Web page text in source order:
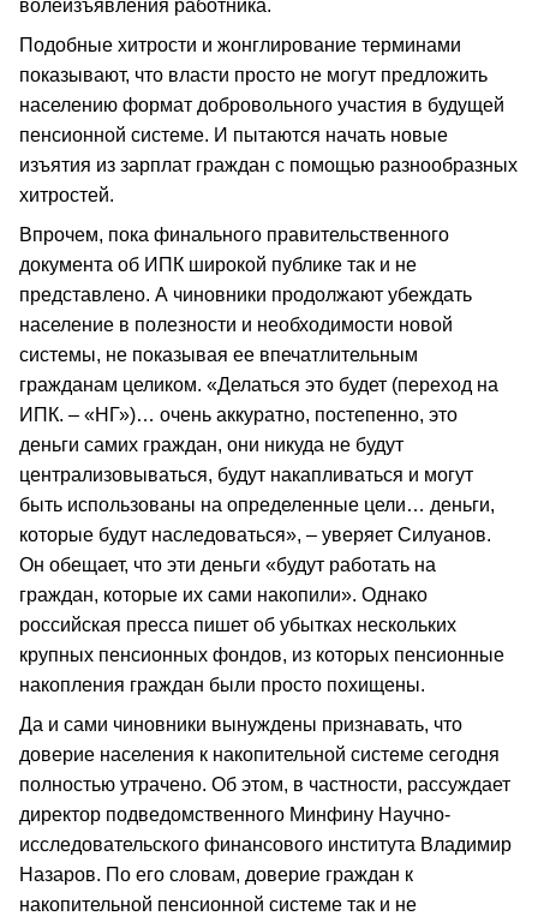
волеизъявления работника.
Подобные хитрости и жонглирование терминами
показывают, что власти просто не могут предложить
населению формат добровольного участия в будущей
пенсионной системе. И пытаются начать новые
изъятия из зарплат граждан с помощью разнообразных
хитростей.
Впрочем, пока финального правительственного
документа об ИПК широкой публике так и не
представлено. А чиновники продолжают убеждать
население в полезности и необходимости новой
системы, не показывая ее впечатлительным
гражданам целиком. «Делаться это будет (переход на
ИПК. – «НГ»)… очень аккуратно, постепенно, это
деньги самих граждан, они никуда не будут
централизовываться, будут накапливаться и могут
быть использованы на определенные цели… деньги,
которые будут наследоваться», – уверяет Силуанов.
Он обещает, что эти деньги «будут работать на
граждан, которые их сами накопили». Однако
российская пресса пишет об убытках нескольких
крупных пенсионных фондов, из которых пенсионные
накопления граждан были просто похищены.
Да и сами чиновники вынуждены признавать, что
доверие населения к накопительной системе сегодня
полностью утрачено. Об этом, в частности, рассуждает
директор подведомственного Минфину Научно-
исследовательского финансового института Владимир
Назаров. По его словам, доверие граждан к
накопительной пенсионной системе так и не